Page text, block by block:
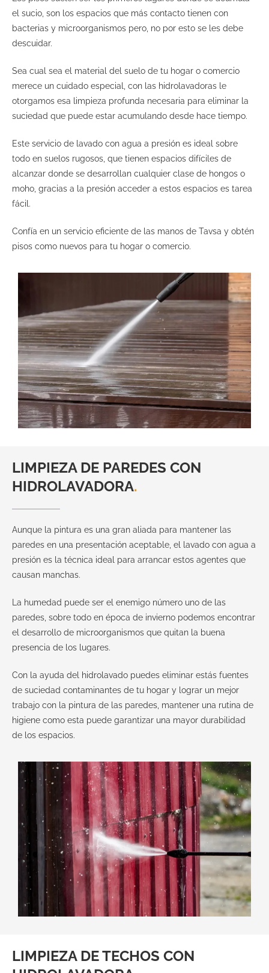
el sucio, son los espacios que más contacto tienen con
bacterias y microorganismos pero, no por esto se les debe
descuidar.
Sea cual sea el material del suelo de tu hogar o comercio
merece un cuidado especial, con las hidrolavadoras le
otorgamos esa limpieza profunda necesaria para eliminar la
suciedad que puede estar acumulando desde hace tiempo.
Este servicio de lavado con agua a presión es ideal sobre
todo en suelos rugosos, que tienen espacios difíciles de
alcanzar donde se desarrollan cualquier clase de hongos o
moho, gracias a la presión acceder a estos espacios es tarea
fácil.
Confía en un servicio eficiente de las manos de Tavsa y obtén
pisos como nuevos para tu hogar o comercio.
LIMPIEZA DE PAREDES CON
HIDROLAVADORA.
Aunque la pintura es una gran aliada para mantener las
paredes en una presentación aceptable, el lavado con agua a
presión es la técnica ideal para arrancar estos agentes que
causan manchas.
La humedad puede ser el enemigo número uno de las
paredes, sobre todo en época de invierno podemos encontrar
el desarrollo de microorganismos que quitan la buena
presencia de los lugares.
Con la ayuda del hidrolavado puedes eliminar estás fuentes
de suciedad contaminantes de tu hogar y lograr un mejor
trabajo con la pintura de las paredes, mantener una rutina de
higiene como esta puede garantizar una mayor durabilidad
de los espacios.
LIMPIEZA DE TECHOS CON